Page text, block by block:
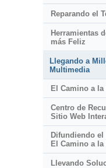
Reparando el
Herramientas
más Feliz
Llegando a
Multimedia
El Camino a
Centro de
Sitio Web
Difundiendo el
El Camino a la
Llevando